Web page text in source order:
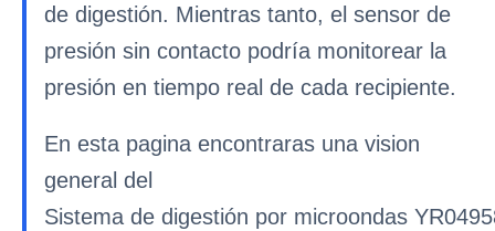
de digestión. Mientras tanto, el sensor de
presión sin contacto podría monitorear la
presión en tiempo real de cada recipiente.
En esta pagina encontraras una vision
general del
Sistema de digestión por microondas